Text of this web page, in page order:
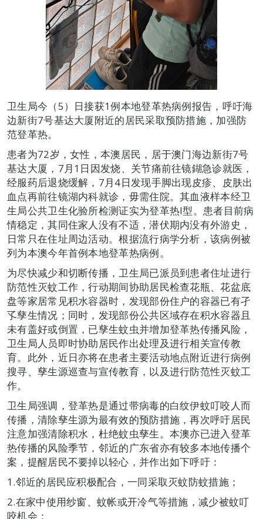
卫生局今（5）日接获1例本地登革热病例报告，呼吁海
边新街7号基达大厦附近的居民采取预防措施，加强防
范登革热。
患者为72岁，女性，本澳居民，居于澳门海边新街7号
基达大厦，7月1日因发烧、关节痛前往镜鍸急诊就医，
经服药后退烧缓解，7月4日发现手脚出现皮疹、皮肤出
血点再前往镜湖内科就诊，毋需住院。其血液样本经卫
生局公共卫生化验所检测证实为登革热I型。患者目前病
情稳定，其同住家人没有不适，潜伏期内没有外游史，
日常只在住址周边活动。根据流行病学分析，该病例被
列为本澳今年首例本地登革热病例。
为尽快减少和切断传播，卫生局已派员到患者住址进行
防范性灭蚊工作，行动期间协助居民检查花瓶、花盆底
盘等家居常见积水容器时，发现部份住户的容器已有孑
孓孳生情况；同时，发现部份公共区域存在积水容器且
未有盖好或倒置，已孳生蚊虫并增加登革热传播风险，
卫生局人员即时协助居民作出处理及进行相关宣传教
育。此外，近日亦将在患者主要活动地点附近进行病例
搜寻、孳生源巡查与宣传教育，以及进行防范性灭蚊工
作。
卫生局强调，登革热是通过带病毒的白纹伊蚊叮咬人而
传播，清除孳生源为最有效的预防措施，再次呼吁居民
注意加强清除积水，杜绝蚊虫孳生。本澳亦已进入登革
热传播的风险季节，邻近的广东省亦有较多本地传播个
案，提醒居民不要掉以轻心，并作出如下呼吁：
1.邻近的居民应积极配合，一同采取灭蚊防蚊措施；
2.在家中使用纱窗、蚊帐或开冷气等措施，减少被蚊叮
咬机会；